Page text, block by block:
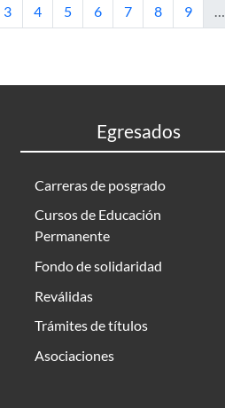
Página
3 Página
4 Página
5 Página
6 Página
7 Página
8 Página
9 …
Egresados
Carreras de posgrado
Cursos de Educación
Permanente
Fondo de solidaridad
Reválidas
Trámites de títulos
Asociaciones